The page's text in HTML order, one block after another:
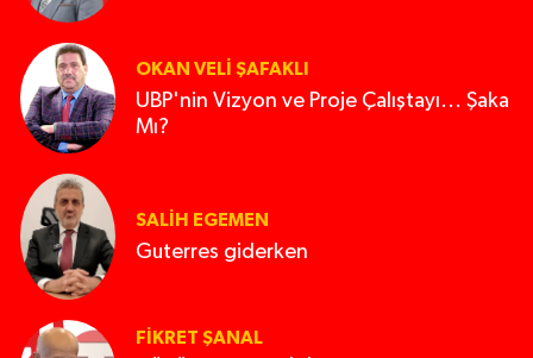
OKAN VELI ŞAFAKLI
UBP'nin Vizyon ve Proje Çalıştayı... Şaka
Mı?
SALIH EGEMEN
Guterres giderken
FIKRET ŞANAL